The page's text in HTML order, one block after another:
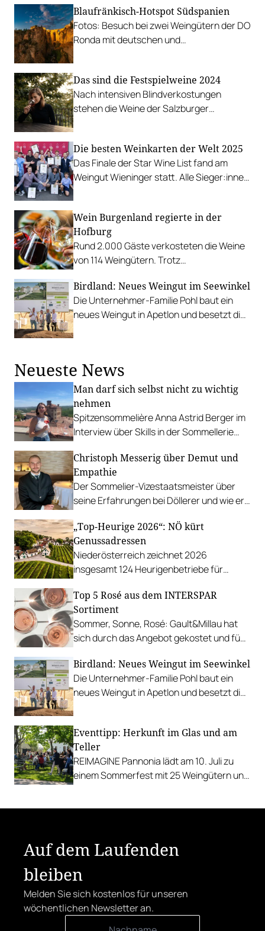
Kandidat*innen vor.
Blaufränkisch-Hotspot Südspanien
Fotos: Besuch bei zwei Weingütern der DO
Ronda mit deutschen und
Das sind die Festspielweine 2024
Nach intensiven Blindverkostungen
stehen die Weine der Salzburger
Die besten Weinkarten der Welt 2025
Das Finale der Star Wine List fand am
Weingut Wieninger statt. Alle Sieger:innen
Wein Burgenland regierte in der
Hofburg
Rund 2.000 Gäste verkosteten die Weine
von 114 Weingütern. Trotz
ist das Interesse nach wie vor groß.
Birdland: Neues Weingut im Seewinkel
Die Unternehmer-Familie Pohl baut ein
neues Weingut in Apetlon und besetzt die
Neueste News
Man darf sich selbst nicht zu wichtig
nehmen
Spitzensommelière Anna Astrid Berger im
Interview über Skills in der Sommellerie
Staatsmeisterschaft so cool zu
performen.
Christoph Messerig über Demut und
Empathie
Der Sommelier-Vizestaatsmeister über
seine Erfahrungen bei Döllerer und wie er
„Top-Heurige 2026“: NÖ kürt
Genussadressen
Niederösterreich zeichnet 2026
insgesamt 124 Heurigenbetriebe für
Top 5 Rosé aus dem INTERSPAR
Sortiment
Sommer, Sonne, Rosé: Gault&Millau hat
sich durch das Angebot gekostet und fünf
Birdland: Neues Weingut im Seewinkel
Die Unternehmer-Familie Pohl baut ein
neues Weingut in Apetlon und besetzt die
Eventtipp: Herkunft im Glas und am
Teller
REIMAGINE Pannonia lädt am 10. Juli zu
einem Sommerfest mit 25 Weingütern und
Auf dem Laufenden
bleiben
Melden Sie sich kostenlos für unseren
wöchentlichen Newsletter an.